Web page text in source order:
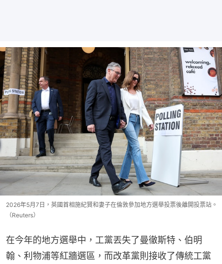
2026年5月7日，英國首相施紀賢和妻子在倫敦參加地方選舉投票後離開投票站。
（Reuters）
在今年的地方選舉中，工黨丟失了曼徹斯特、伯明
翰、利物浦等紅牆選區，而改革黨則接收了傳統工黨